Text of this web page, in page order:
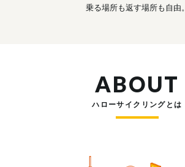
乗る場所も返す場所も自由。
ABOUT
ハローサイクリングとは